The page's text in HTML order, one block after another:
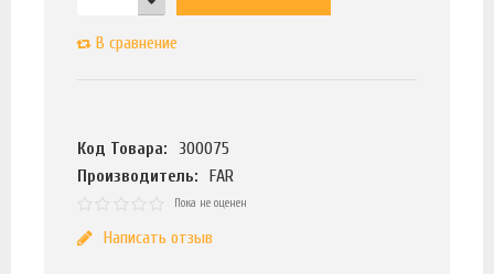
В сравнение
Код Товара:
300075
Производитель:
FAR
Пока не оценен
Написать отзыв